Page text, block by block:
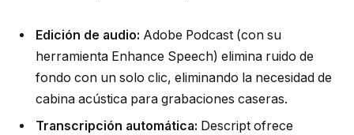
Edición de audio: Adobe Podcast (con su
herramienta Enhance Speech) elimina ruido de
fondo con un solo clic, eliminando la necesidad de
cabina acústica para grabaciones caseras.
Transcripción automática: Descript ofrece